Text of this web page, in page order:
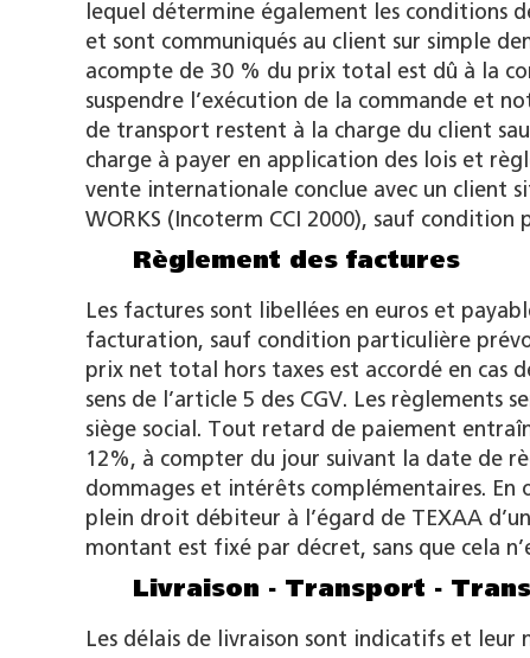
lequel détermine également les conditions
et sont communiqués au client sur simple
acompte de 30 % du prix total est dû à la
suspendre l’exécution de la commande et
de transport restent à la charge du client
charge à payer en application des lois et
vente internationale conclue avec un client
WORKS (Incoterm CCI 2000), sauf condition
Règlement des factures
Les factures sont libellées en euros et
facturation, sauf condition particulière
prix net total hors taxes est accordé en cas
sens de l’article 5 des CGV. Les règlements
siège social. Tout retard de paiement
12%, à compter du jour suivant la date de
dommages et intérêts complémentaires.
plein droit débiteur à l’égard de TEXAA
montant est fixé par décret, sans que cela
Livraison - Transport -
Les délais de livraison sont indicatifs et leur